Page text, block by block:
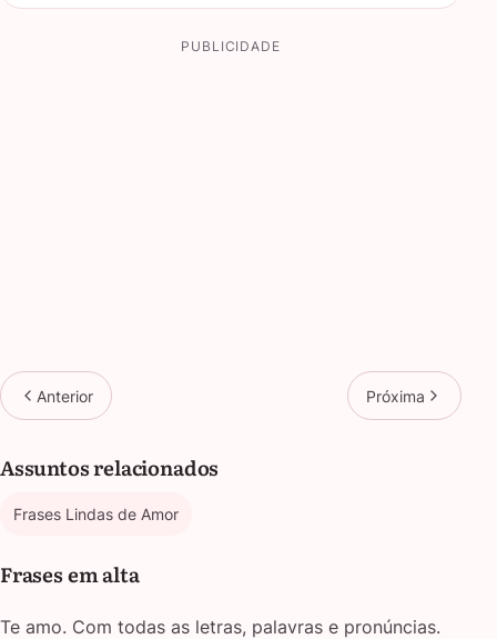
PUBLICIDADE
Anterior Próxima
Assuntos relacionados
Frases Lindas de Amor
Frases em alta
Te amo. Com todas as letras, palavras e pronúncias.